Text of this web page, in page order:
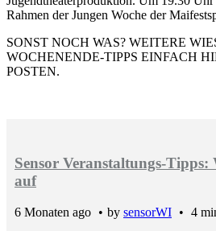
Rahmen der Jungen Woche der
SONST NOCH WAS? WEITERE
WOCHENENDE-TIPPS EINFACH
POSTEN.
Sensor Veranstaltungs-Tipps:
auf
6 Monaten ago by sensorWI 4